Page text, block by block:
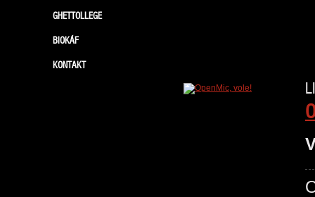
GHETTOLLEGE
BIOKÁF
KONTAKT